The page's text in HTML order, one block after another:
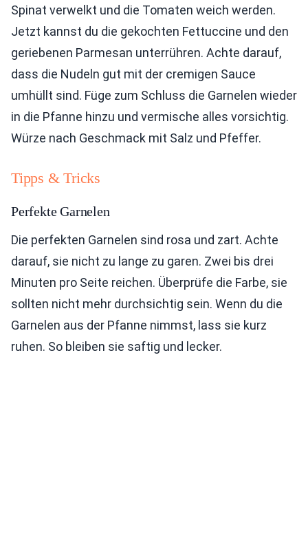
Spinat verwelkt und die Tomaten weich werden.
Jetzt kannst du die gekochten Fettuccine und den
geriebenen Parmesan unterrühren. Achte darauf,
dass die Nudeln gut mit der cremigen Sauce
umhüllt sind. Füge zum Schluss die Garnelen wieder
in die Pfanne hinzu und vermische alles vorsichtig.
Würze nach Geschmack mit Salz und Pfeffer.
Tipps & Tricks
Perfekte Garnelen
Die perfekten Garnelen sind rosa und zart. Achte
darauf, sie nicht zu lange zu garen. Zwei bis drei
Minuten pro Seite reichen. Überprüfe die Farbe, sie
sollten nicht mehr durchsichtig sein. Wenn du die
Garnelen aus der Pfanne nimmst, lass sie kurz
ruhen. So bleiben sie saftig und lecker.